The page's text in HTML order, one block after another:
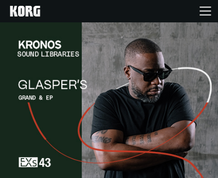
Inicio
Características
Eventos
Soporte